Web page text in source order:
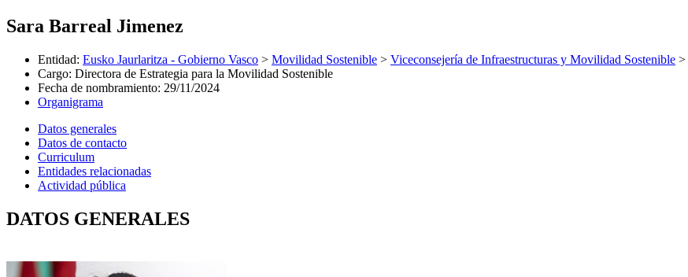
Sara Barreal Jimenez
Entidad: Eusko Jaurlaritza - Gobierno Vasco > Movilidad Sostenible > Viceconsejería de Infraestructuras y Movilidad Sostenible >
Cargo: Directora de Estrategia para la Movilidad Sostenible
Fecha de nombramiento: 29/11/2024
Organigrama
Datos generales
Datos de contacto
Curriculum
Entidades relacionadas
Actividad pública
DATOS GENERALES